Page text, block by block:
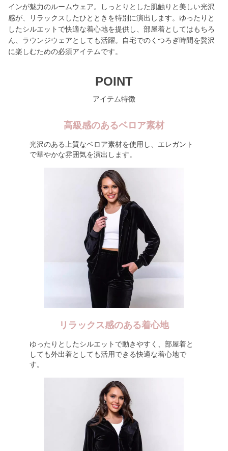
インが魅力のルームウェア。しっとりとした肌触りと美しい光沢
感が、リラックスしたひとときを特別に演出します。ゆったりと
したシルエットで快適な着心地を提供し、部屋着としてはもちろ
ん、ラウンジウェアとしても活躍。自宅でのくつろぎ時間を贅沢
に楽しむための必須アイテムです。
POINT
アイテム特徴
高級感のあるベロア素材
光沢のある上質なベロア素材を使用し、エレガント
で華やかな雰囲気を演出します。
リラックス感のある着心地
ゆったりとしたシルエットで動きやすく、部屋着と
しても外出着としても活用できる快適な着心地で
す。